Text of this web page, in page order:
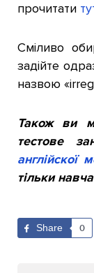
прочитати
Сміливо
задійте
назвою
Також ви
тестове
англійскої
тільки
Share 0